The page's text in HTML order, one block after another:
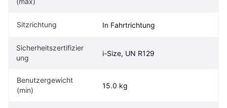
Sitzrichtung In Fahrtrichtung
Sicherheitszertifizier
ung
i-Size, UN R129
Benutzergewicht
(min)
15.0 kg